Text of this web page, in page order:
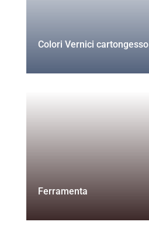
Colori Vernici cartongesso
Ferramenta